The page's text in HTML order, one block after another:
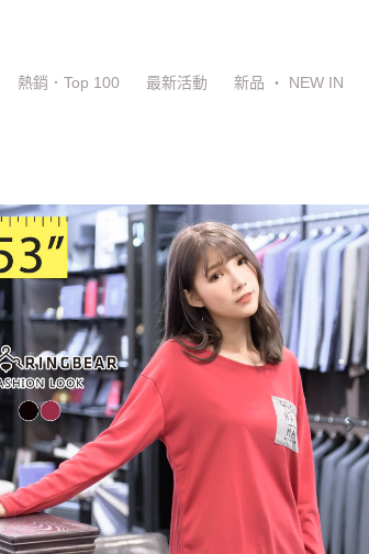
熱銷．Top 100 最新活動 新品 ‧ NEW IN